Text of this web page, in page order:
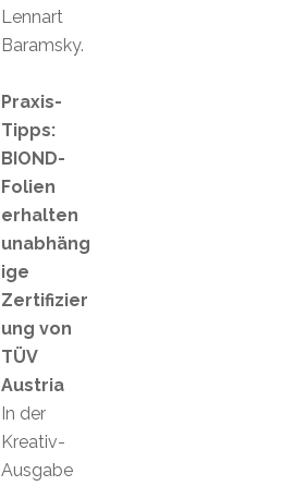
Lennart
Baramsky.
Praxis-
Tipps:
BIOND-
Folien
erhalten
unabhäng
ige
Zertifizier
ung von
TÜV
Austria
In der
Kreativ-
Ausgabe